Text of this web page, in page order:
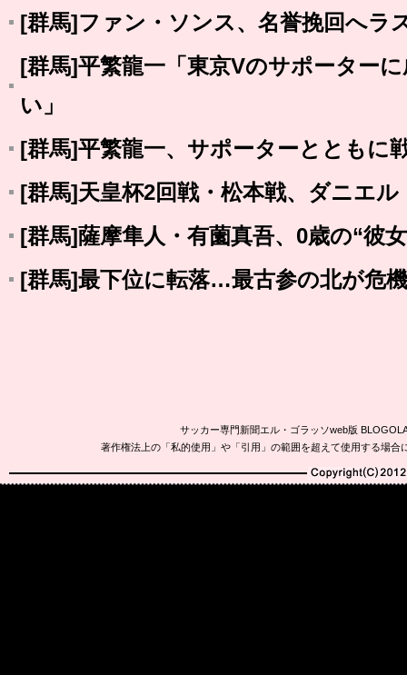
[群馬]ファン・ソンス、名誉挽回へラ
[群馬]平繁龍一「東京Vのサポーター
い」
[群馬]平繁龍一、サポーターとともに
[群馬]天皇杯2回戦・松本戦、ダニエ
[群馬]薩摩隼人・有薗真吾、0歳の“彼
[群馬]最下位に転落…最古参の北が危
サッカー専門新聞エル・ゴラッソweb版
著作権法上の「私的使用」や「引用」の範囲を超えて使用する場
Copyright(C)2010-